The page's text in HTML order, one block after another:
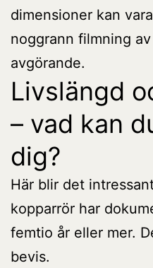
dimensioner kan
noggrann filmning
avgörande.
Livslängd
– vad kan
dig?
Här blir det
kopparrör har
femtio år eller mer.
bevis.